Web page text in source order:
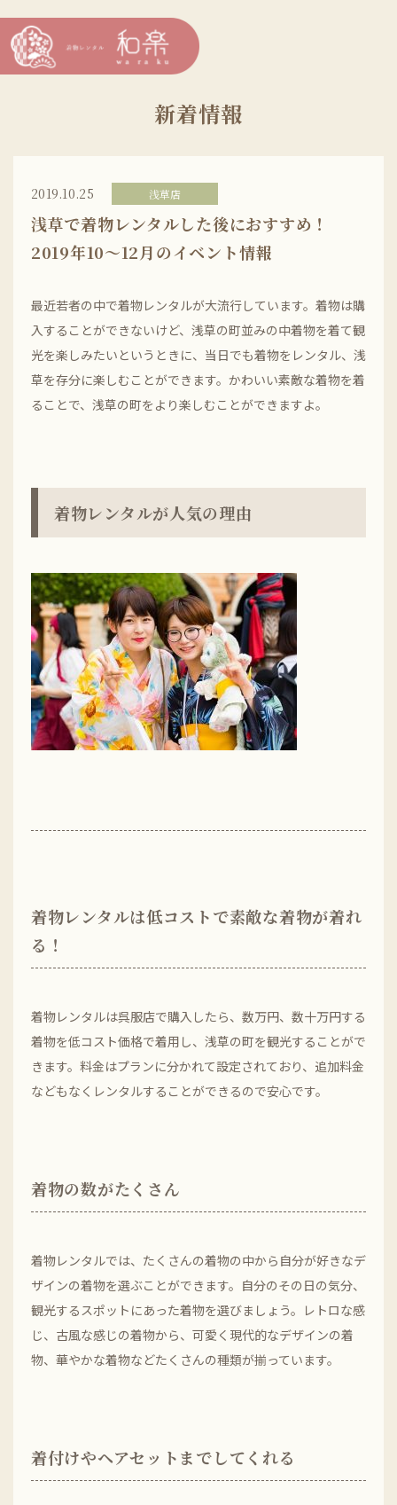
新着情報
2019.10.25 浅草店
浅草で着物レンタルした後におすすめ！
2019年10〜12月のイベント情報
最近若者の中で着物レンタルが大流行しています。着物は購
入することができないけど、浅草の町並みの中着物を着て観
光を楽しみたいというときに、当日でも着物をレンタル、浅
草を存分に楽しむことができます。かわいい素敵な着物を着
ることで、浅草の町をより楽しむことができますよ。
着物レンタルが人気の理由
着物レンタルは低コストで素敵な着物が着れ
る！
着物レンタルは呉服店で購入したら、数万円、数十万円する
着物を低コスト価格で着用し、浅草の町を観光することがで
きます。料金はプランに分かれて設定されており、追加料金
などもなくレンタルすることができるので安心です。
着物の数がたくさん
着物レンタルでは、たくさんの着物の中から自分が好きなデ
ザインの着物を選ぶことができます。自分のその日の気分、
観光するスポットにあった着物を選びましょう。レトロな感
じ、古風な感じの着物から、可愛く現代的なデザインの着
物、華やかな着物などたくさんの種類が揃っています。
着付けやヘアセットまでしてくれる